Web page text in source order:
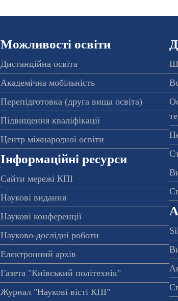
Можливості освіти
Дистанційна освіта
Академічна мобільність
Перепідготовка (друга вища освіта)
Підвищення кваліфікації
Центр міжнародної освіти
Інформаційні ресурси
Сайти мережі КПІ
Наукові видання
Наукові конференції
Науково-дослідні роботи
Електронний архів
Газета "Київський політехнік"
Журнал "Наукові вісті КПІ"